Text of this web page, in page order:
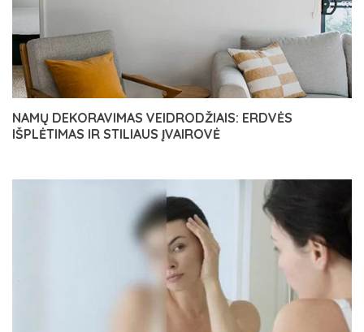
NAMŲ DEKORAVIMAS VEIDRODŽIAIS: ERDVĖS
IŠPLĖTIMAS IR STILIAUS ĮVAIROVĖ